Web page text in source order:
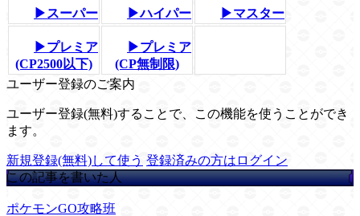
▶スーパー ▶ハイパー ▶マスター
▶プレミア
(CP2500以下)
▶プレミア
(CP無制限)
ユーザー登録のご案内
ユーザー登録(無料)することで、この機能を使うことができ
ます。
新規登録(無料)して使う 登録済みの方はログイン
この記事を書いた人
ポケモンGO攻略班